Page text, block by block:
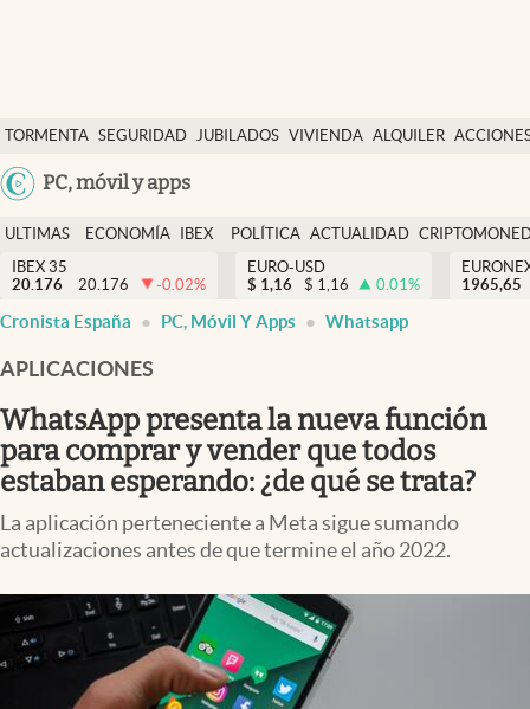
TORMENTA SEGURIDAD JUBILADOS VIVIENDA ALQUILER
USA
PC, móvil y apps
Economía y finanzas
Política
Actualidad
Criptomonedas
España
ULTIMAS
NOTICIAS
ECONOMÍA
FINANZAS
IBEX
EURO
POLÍTICA ACTUALIDAD
IBEX 35
20.176
20.176 -0.02%
EURO-USD
$ 1,16 $ 1,16 0.01%
1965,65
Cronista España PC, Móvil Y Apps Whatsapp
APLICACIONES
WhatsApp presenta la nueva función
para comprar y vender que todos
estaban esperando: ¿de qué se trata?
La aplicación perteneciente a Meta sigue sumando
actualizaciones antes de que termine el año 2022.